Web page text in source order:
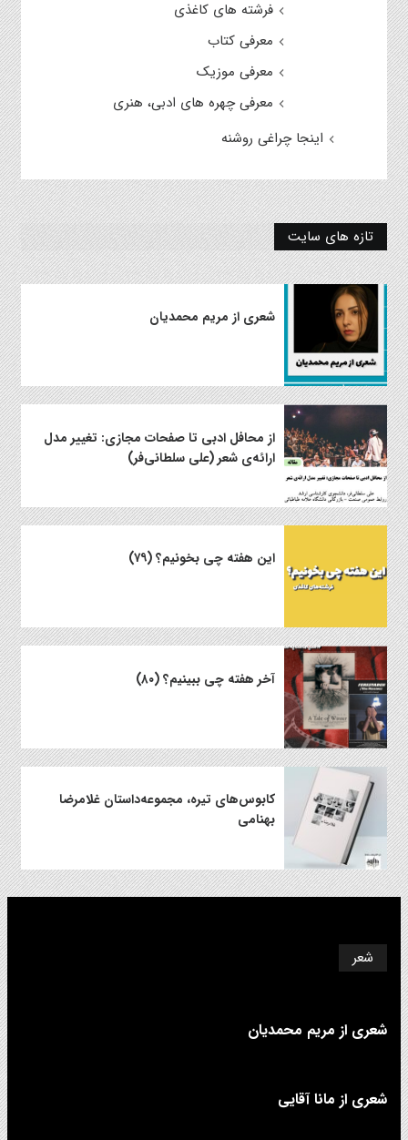
فرشته های کاغذی
معرفی کتاب
معرفی موزیک
معرفی چهره های ادبی، هنری
اینجا چراغی روشنه
تازه های سایت
شعری از مریم محمدیان
از محافل ادبی تا صفحات مجازی: تغییر مدل
ارائه‌ی شعر (علی سلطانی‌فر)
این هفته چی بخونیم؟ (۷۹)
آخر هفته چی ببینیم؟ (۸۰)
کابوس‌های تیره، مجموعه‌داستان غلامرضا
بهنامی
شعر
شعری از مریم محمدیان
شعری از مانا آقایی